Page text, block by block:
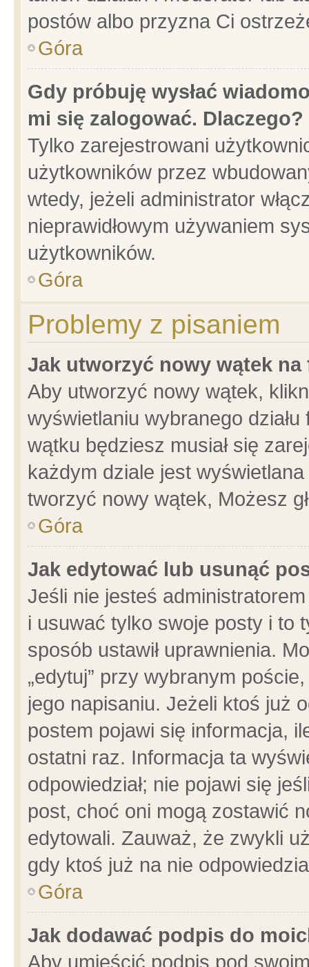
postów albo przyzna Ci
Góra
Gdy próbuję wysłać
mi się zalogować. Dlaczego?
Tylko zarejestrowani
użytkowników przez
wtedy, jeżeli administrator
nieprawidłowym używaniem
użytkowników.
Góra
Problemy z pisaniem
Jak utworzyć nowy wątek na
Aby utworzyć nowy wątek,
wyświetlaniu wybranego
wątku będziesz musiał się
każdym dziale jest
tworzyć nowy wątek, Możesz
Góra
Jak edytować lub usunąć
Jeśli nie jesteś
i usuwać tylko swoje posty i to
sposób ustawił uprawnienia.
„edytuj” przy wybranym
jego napisaniu. Jeżeli ktoś już
postem pojawi się informacja,
ostatni raz. Informacja ta
odpowiedział; nie pojawi się
post, choć oni mogą zostawić
edytowali. Zauważ, że zwykli
gdy ktoś już na nie
Góra
Jak dodawać podpis do
Aby umieścić podpis pod